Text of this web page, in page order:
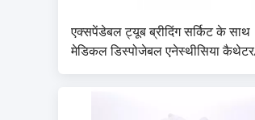
एक्सपेंडेबल ट्यूब ब्रीदिंग सर्किट के साथ
मेडिकल डिस्पोजेबल एनेस्थीसिया कैथेटर
माउंट